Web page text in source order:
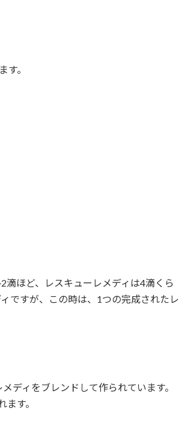
。
滴ほど、レスキューレメディは4滴くら
ですが、この時は、1つの完成されたレ
ディをブレンドして作られています。
す。